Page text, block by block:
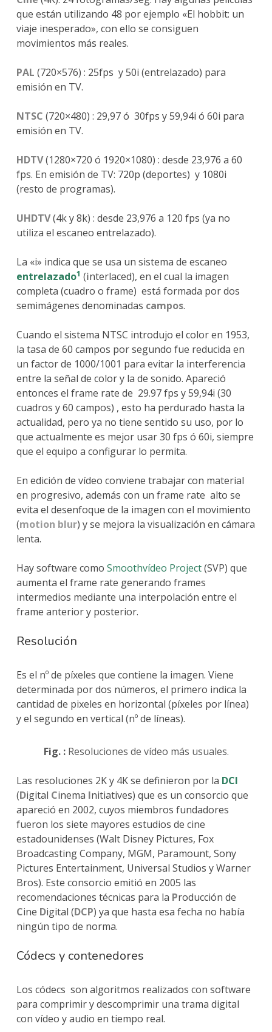
que están utilizando 48 por ejemplo «El hobbit: un
viaje inesperado», con ello se consiguen
movimientos más reales.
PAL (720×576) : 25fps y 50i (entrelazado) para
emisión en TV.
NTSC (720×480) : 29,97 ó 30fps y 59,94i ó 60i para
emisión en TV.
HDTV(1280×720 ó 1920×1080) : desde 23,976 a 60
fps. En emisión de TV: 720p (deportes) y 1080i
(resto de programas).
UHDTV(4k y 8k) : desde 23,976 a 120 fps (ya no
utiliza el escaneo entrelazado).
La «i» indica que se usa un sistema de escaneo
entrelazado1 (interlaced), en el cual la imagen
completa (cuadro o frame) está formada por dos
semimágenes denominadas campos.
Cuando el sistema NTSC introdujo el color en 1953,
la tasa de 60 campos por segundo fue reducida en
un factor de 1000/1001 para evitar la interferencia
entre la señal de color y la de sonido. Apareció
entonces el frame rate de 29.97 fps y 59,94i (30
cuadros y 60 campos) , esto ha perdurado hasta la
actualidad, pero ya no tiene sentido su uso, por lo
que actualmente es mejor usar 30 fps ó 60i, siempre
que el equipo a configurar lo permita.
En edición de vídeo conviene trabajar con material
en progresivo, además con un frame rate alto se
evita el desenfoque de la imagen con el movimiento
(motion blur) y se mejora la visualización en cámara
lenta.
Hay software como Smoothvídeo Project(SVP) que
aumenta el frame rate generando frames
intermedios mediante una interpolación entre el
frame anterior y posterior.
Resolución
Es el nº de píxeles que contiene la imagen. Viene
determinada por dos números, el primero indica la
cantidad de pixeles en horizontal (píxeles por línea)
y el segundo en vertical (nº de líneas).
Fig. :Resoluciones de vídeo más usuales.
Las resoluciones 2K y 4K se definieron por la DCI
(Digital Cinema Initiatives) que es un consorcio que
apareció en 2002, cuyos miembros fundadores
fueron los siete mayores estudios de cine
estadounidenses (Walt Disney Pictures, Fox
Broadcasting Company, MGM, Paramount, Sony
Pictures Entertainment, Universal Studios y Warner
Bros). Este consorcio emitió en 2005 las
recomendaciones técnicas para la Producción de
Cine Digital (DCP) ya que hasta esa fecha no había
ningún tipo de norma.
Códecs y contenedores
Los códecs son algoritmos realizados con software
para comprimir y descomprimir una trama digital
con vídeo y audio en tiempo real.